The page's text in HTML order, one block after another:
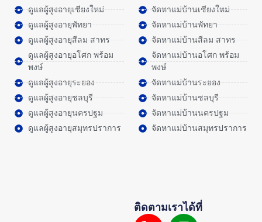
ดูแลผู้สูงอายุเชียงใหม่
ดูแลผู้สูงอายุพัทยา
ดูแลผู้สูงอายุสีลม สาทร
ดูแลผู้สูงอายุอโศก พร้อม
พงษ์
ดูแลผู้สูงอายุระยอง
ดูแลผู้สูงอายุชลบุรี
ดูแลผู้สูงอายุนครปฐม
ดูแลผู้สูงอายุสมุทรปราการ
จัดหาแม่บ้านเชียงใหม่
จัดหาแม่บ้านพัทยา
จัดหาแม่บ้านสีลม สาทร
จัดหาแม่บ้านอโศก พร้อม
พงษ์
จัดหาแม่บ้านระยอง
จัดหาแม่บ้านชลบุรี
จัดหาแม่บ้านนครปฐม
จัดหาแม่บ้านสมุทรปราการ
ติดตามเราได้ที่